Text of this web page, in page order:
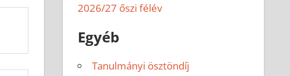
2026/27 őszi félév
Egyéb
Tanulmányi ösztöndíj